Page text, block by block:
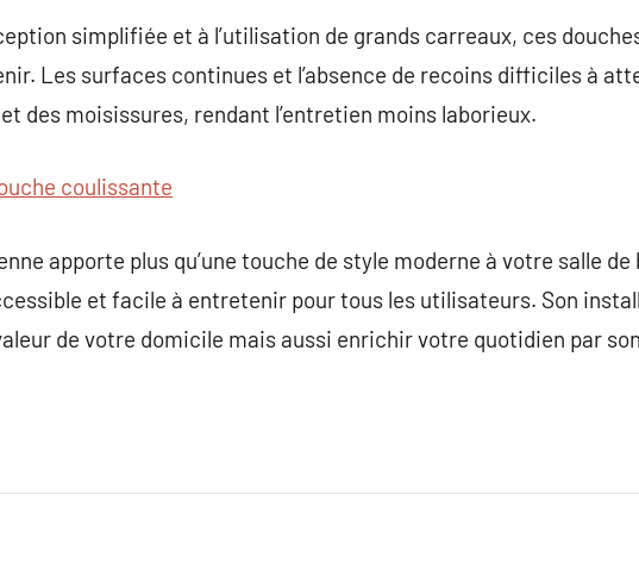
simplifiée et à l’utilisation de grands carreaux, ces
Les surfaces continues et l’absence de recoins difficiles à
des moisissures, rendant l’entretien moins laborieux.
coulissante
apporte plus qu’une touche de style moderne à votre salle de
et facile à entretenir pour tous les utilisateurs. Son
de votre domicile mais aussi enrichir votre quotidien par